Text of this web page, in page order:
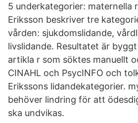
5 underkategorier: maternella
Eriksson beskriver tre
vården: sjukdomslidande,
livslidande. Resultatet är
artikla r som söktes manuellt
CINAHL och PsycINFO och
Erikssons lidandekategorier.
behöver lindring för att
ska undvikas.